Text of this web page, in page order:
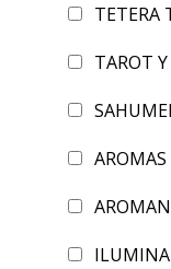
TETERA
TAROT